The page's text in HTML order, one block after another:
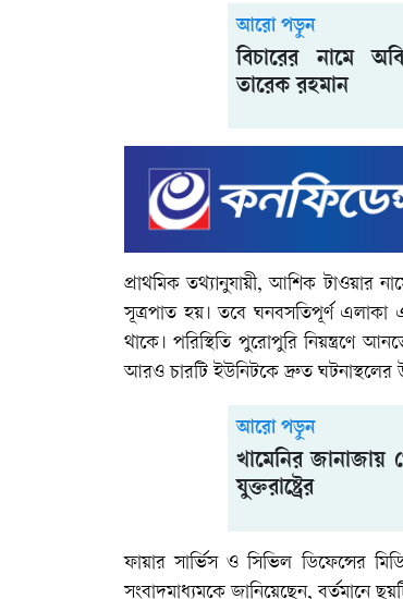
আরো পড়ুন
বিচারের নামে
তারেক রহমান
প্রাথমিক তথ্যানুযায়ী, আশিক টাওয়ার
সূত্রপাত হয়। তবে ঘনবসতিপূর্ণ এলাকা
থাকে। পরিস্থিতি পুরোপুরি নিয়ন্ত্রণে
আরও চারটি ইউনিটকে দ্রুত ঘটনাস্থলের
আরো পড়ুন
খামেনির জানাজায়
যুক্তরাষ্ট্রের
ফায়ার সার্ভিস ও সিভিল ডিফেন্সের
সংবাদমাধ্যমকে জানিয়েছেন, বর্তমানে